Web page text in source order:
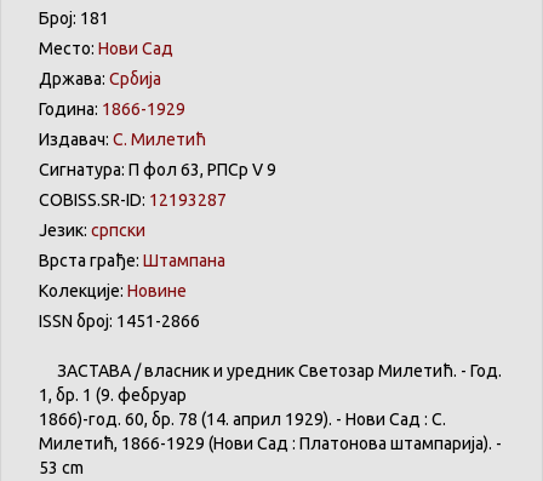
Број: 181
Место: Нови Сад
Држава: Србија
Година: 1866-1929
Издавач: С. Милетић
Сигнатура: П фол 63, РПСр V 9
COBISS.SR-ID: 12193287
Језик: српски
Врста грађе: Штампана
Колекције: Новине
ISSN број: 1451-2866
ЗАСТАВА/власники уредникСветозар Милетић. - Год.
1, бр. 1 (9. фебруар
1866)-год. 60, бр. 78 (14. април 1929). - Нови Сад : С.
Милетић, 1866-1929 (Нови Сад : Платонова штампарија). -
53 cm